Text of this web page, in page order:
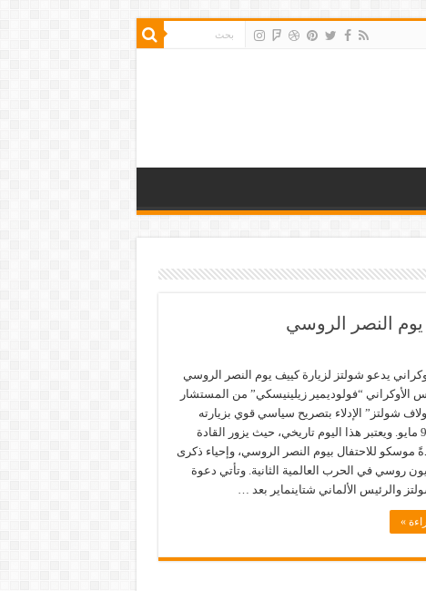
يوم النصر الروسي
يدعو شولتز لزيارة كييف يوم النصر الروسي
الأوكراني “فولوديمير زيلينيسكي” من المستشار
شولتز” الإدلاء بتصريح سياسي قوي بزيارته
لكييف في 9 مايو. ويعتبر هذا اليوم تاريخي، حيث يزور القادة
موسكو للاحتفال بيوم النصر الروسي، وإحياء ذكرى
27 مليون روسي في الحرب العالمية الثانية. وتأتي دعوة
والرئيس الألماني شتاينماير بعد …
»